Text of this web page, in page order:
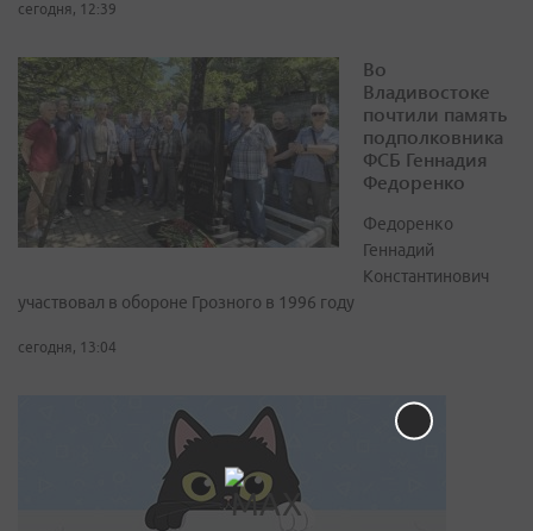
сегодня, 12:39
Во
Владивостоке
почтили память
подполковника
ФСБ Геннадия
Федоренко
Федоренко
Геннадий
Константинович
участвовал в обороне Грозного в 1996 году
сегодня, 13:04